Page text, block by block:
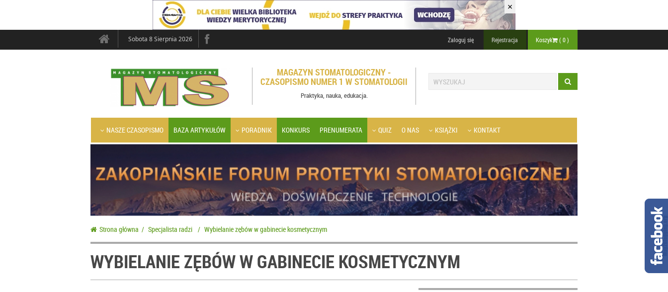
×
Sobota 8 Sierpnia 2026 Zaloguj się Rejestracja Koszyk (0)
MAGAZYN STOMATOLOGICZNY -
CZASOPISMO NUMER 1 W STOMATOLOGII
Praktyka, nauka, edukacja.
NASZE CZASOPISMO BAZA ARTYKUŁÓW PORADNIK KONKURS PRENUMERATA QUIZ O NAS KSIĄŻKI KONTAKT
Strona główna / Specjalista radzi / Wybielanie zębów w gabinecie kosmetycznym
WYBIELANIE ZĘBÓW W GABINECIE KOSMETYCZNYM